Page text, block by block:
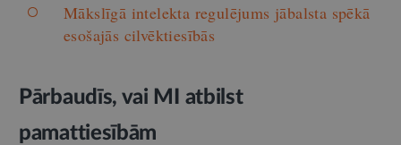
Mākslīgā intelekta regulējums jābalsta spēkā
esošajās cilvēktiesībās
Pārbaudīs, vai MI atbilst
pamattiesībām